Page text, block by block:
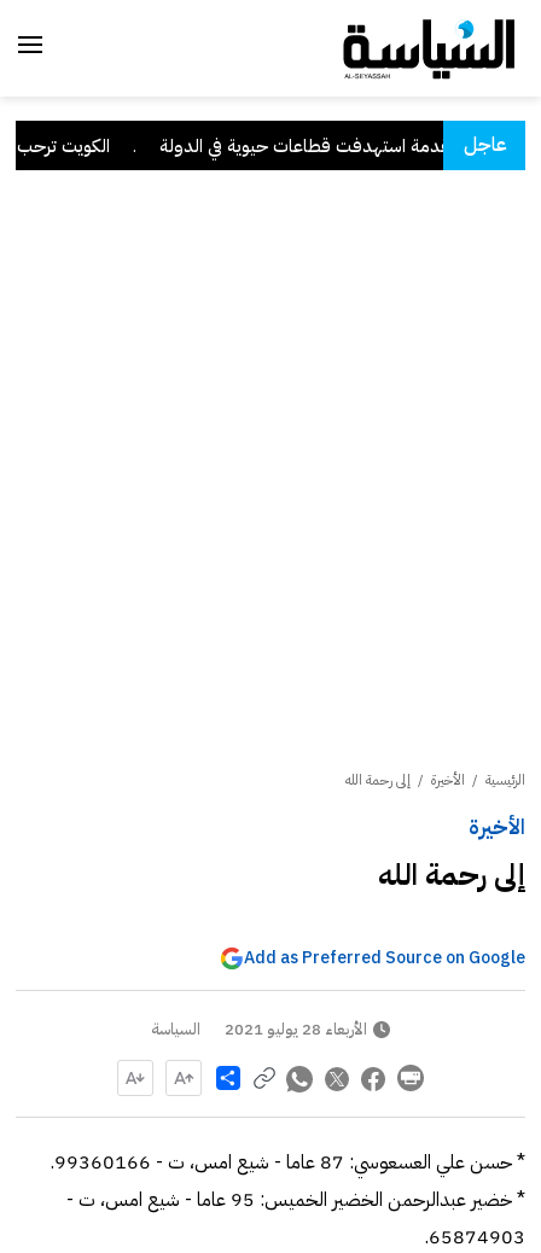
عاجلمتقدمة استهدفت قطاعات حيوية في الدولة الكويت ترحب
الرئيسية / الأخيرة / إلى رحمة الله
الأخيرة
إلى رحمة الله
Add as Preferred Source on Google
الأربعاء 28 يوليو 2021 السياسة
Share
* حسن علي العسعوسي: 87 عاما - شيع امس، ت - 99360166.
* خضير عبدالرحمن الخضير الخميس: 95 عاما - شيع امس، ت -
65874903.